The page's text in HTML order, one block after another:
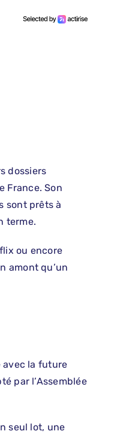
dossiers
France. Son
sont prêts à
terme.
ou encore
amont qu’un
avec la future
par l’Assemblée
seul lot, une